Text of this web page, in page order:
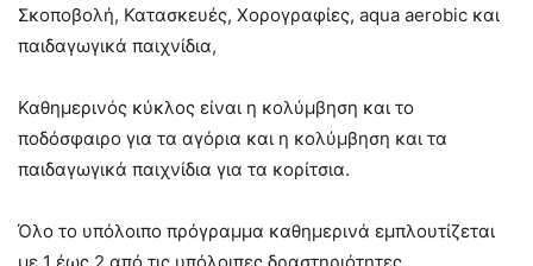
Σκοποβολή, Κατασκευές, Χορογραφίες, aqua aerobic και
παιδαγωγικά παιχνίδια,
Καθημερινός κύκλος είναι η κολύμβηση και το
ποδόσφαιρο για τα αγόρια και η κολύμβηση και τα
παιδαγωγικά παιχνίδια για τα κορίτσια.
Όλο το υπόλοιπο πρόγραμμα καθημερινά εμπλουτίζεται